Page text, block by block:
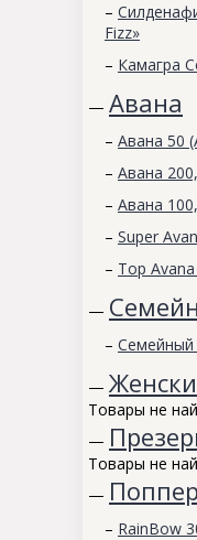
–
Fizz»
– Камагра
— Авана
– Авана 50
– Авана
– Авана
– Super
– Top
—
– Семейный
—
Товары не
—
Товары не
—
– RainBow